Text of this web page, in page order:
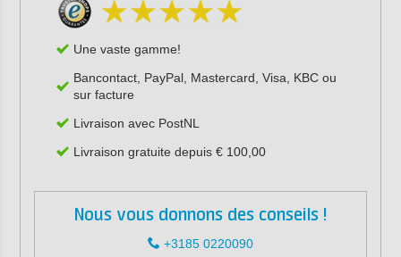
Une vaste gamme!
Bancontact, PayPal, Mastercard, Visa, KBC ou
sur facture
Livraison avec PostNL
Livraison gratuite depuis € 100,00
Nous vous donnons des conseils !
+3185 0220090